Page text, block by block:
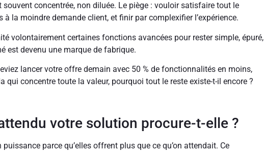
concentrée, non diluée. Le piège : vouloir satisfaire tout le
la moindre demande client, et finir par complexifier l’expérience.
volontairement certaines fonctions avancées pour rester simple, épuré,
est devenu une marque de fabrique.
lancer votre offre demain avec 50 % de fonctionnalités en moins,
qui concentre toute la valeur, pourquoi tout le reste existe-t-il encore ?
votre solution procure-t-elle ?
parce qu’elles offrent plus que ce qu’on attendait. Ce